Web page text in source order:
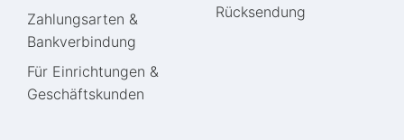
Zahlungsarten &
Bankverbindung
Für Einrichtungen &
Geschäftskunden
Rücksendung